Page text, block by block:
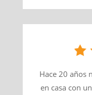
Hace 20 años
en casa con